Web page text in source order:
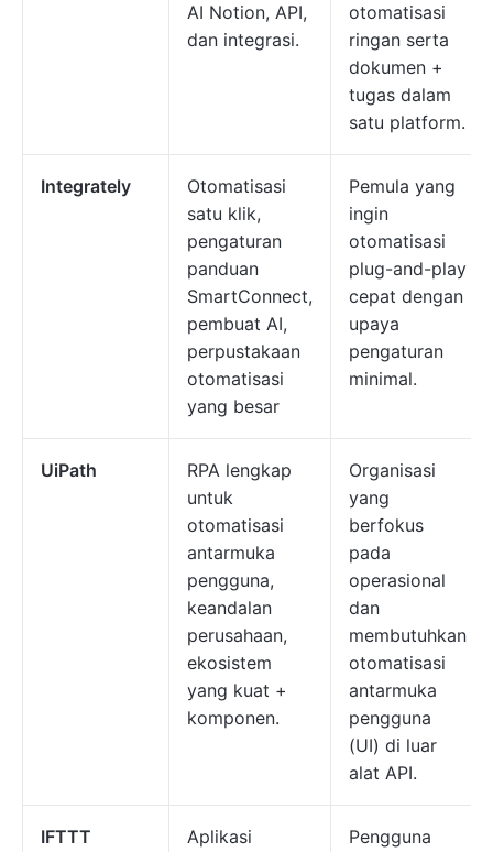
AI Notion, API,
dan integrasi.
otomatisasi
ringan serta
dokumen +
tugas dalam
satu platform.
Integrately
Otomatisasi
satu klik,
pengaturan
panduan
SmartConnect,
pembuat AI,
perpustakaan
otomatisasi
yang besar
Pemula yang
ingin
otomatisasi
plug-and-play
cepat dengan
upaya
pengaturan
minimal.
UiPath
RPA lengkap
untuk
otomatisasi
antarmuka
pengguna,
keandalan
perusahaan,
ekosistem
yang kuat +
komponen.
Organisasi
yang
berfokus
pada
operasional
dan
membutuhkan
otomatisasi
antarmuka
pengguna
(UI) di luar
alat API.
IFTTT
Aplikasi
Pengguna